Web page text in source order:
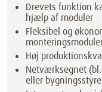
Drevets funktion
hjælp af moduler
Fleksibel og
Høj
Netværksegnet
eller